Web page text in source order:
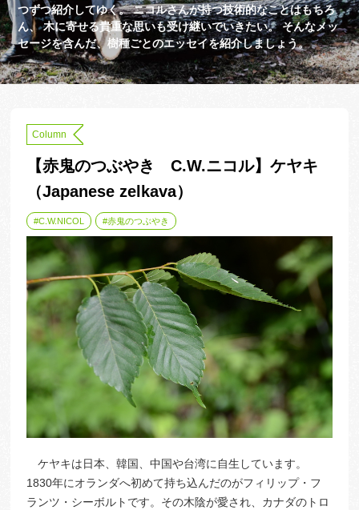
つずつ紹介してゆく。ニコルさんが持つ技術的なことはもちろ
ん、木に寄せる貴重な思いも受け継いでいきたい。そんなメッ
セージを含んだ、樹種ごとのエッセイを紹介しましょう。
Column
【赤鬼のつぶやき C.W.ニコル】ケヤキ
（Japanese zelkava）
C.W.NICOL 赤鬼のつぶやき
ケヤキは日本、韓国、中国や台湾に自生しています。
1830年にオランダへ初めて持ち込んだのがフィリップ・フ
ランツ・シーボルトです。その木陰が愛され、カナダのトロ